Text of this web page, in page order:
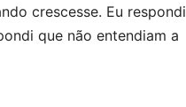
crescesse. Eu respondi
que não entendiam a